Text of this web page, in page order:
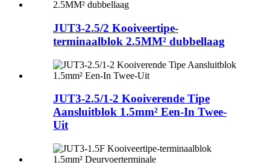
JUT3-2.5/2 Kooiveertipe-
terminaalblok 2.5MM² dubbellaag
JUT3-2.5/1-2 Kooiverende Tipe
Aansluitblok 1.5mm² Een-In Twee-
Uit